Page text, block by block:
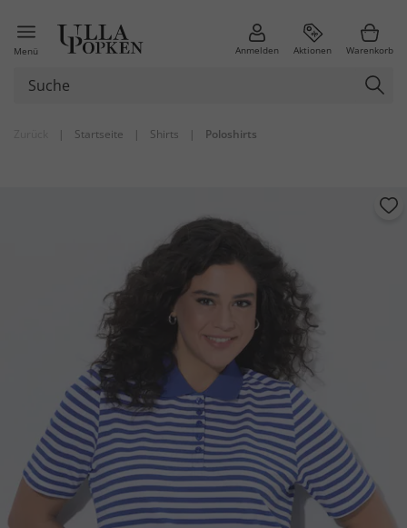
Menü Anmelden Aktionen Warenkorb
| Startseite | Shirts | Poloshirts